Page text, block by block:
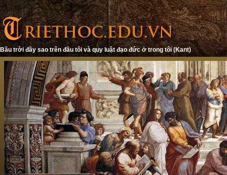
Bầu trời đầy sao trên đầu tôi và quy luật đạo đức ở trong tôi (Kant)